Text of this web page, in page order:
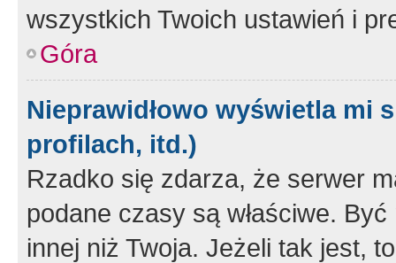
wszystkich Twoich ustawień i
Góra
Nieprawidłowo wyświetla mi
profilach, itd.)
Rzadko się zdarza, że serwer
podane czasy są właściwe.
innej niż Twoja. Jeżeli tak jest,